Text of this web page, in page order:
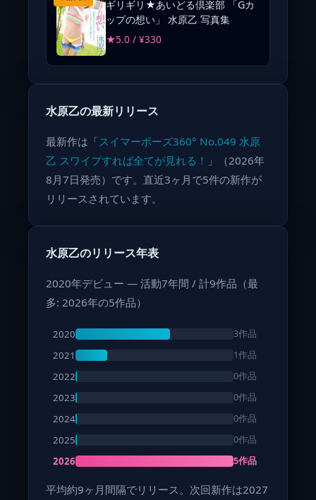
ギリギリ★あいどる倶楽部 「Gカ
ップの想い」 水原乙 写真集
★5.0 / ¥330
水原乙の最新リリース
最新作は「スイマーポーズ360° No.049 水原
乙 スワイプすれば全てが見れる！ 」（2026年
8月7日発売）です。直近3ヶ月で5件の新作が
リリースされています。
水原乙のリリース年表
2020年デビュー — 活動7年間 / 計9作品（最
多: 2026年の5作品）
2020
3作品
2021
1作品
2022
0作品
2023
0作品
2024
0作品
2025
0作品
2026
5作品
平均約9ヶ月間隔でリリース。次回新作は2027